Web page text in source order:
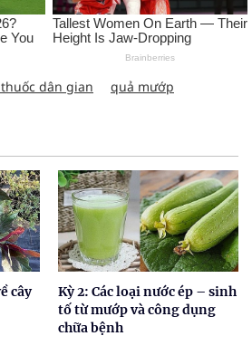
dân gian quả mướp
cây
Kỳ 2: Các loại nước ép – sinh
tố từ mướp và công dụng
chữa bệnh